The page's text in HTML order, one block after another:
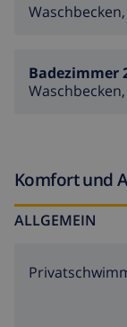
Badezimmer
Komfort und
ALLGEMEIN